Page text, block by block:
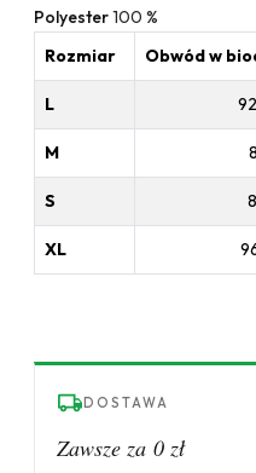
Polyester100 %
Rozmiar
Obwód w
L
M
S
XL
DOSTAWA
Zawsze za 0 zł